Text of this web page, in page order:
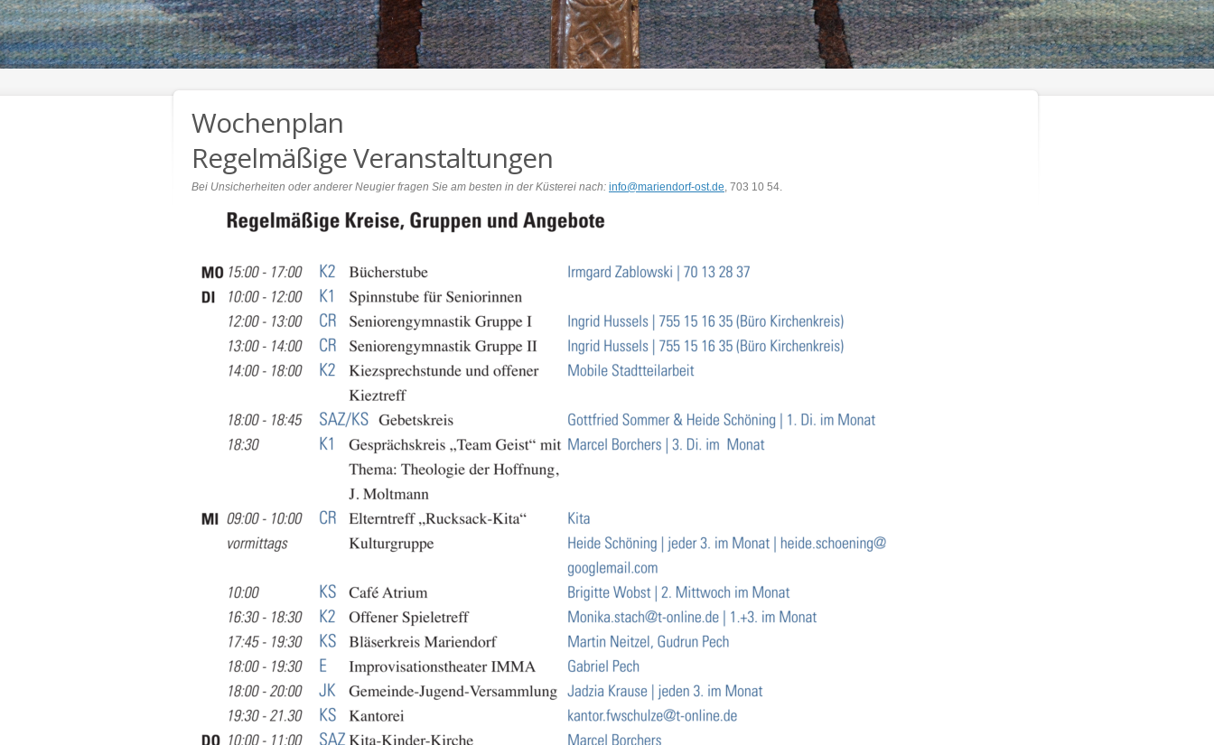
Wochenplan
Regelmäßige Veranstaltungen
Bei Unsicherheiten oder anderer Neugier fragen Sie am besten in der Küsterei nach: info@mariendorf-ost.de, 703 10 54.